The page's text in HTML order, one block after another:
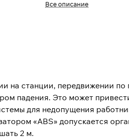
Все описание
на станции, передвижении
падения. Это может
для недопущения
«ABS» допускается
2 м.